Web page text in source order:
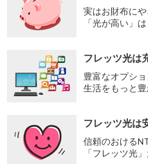
実はお財布にや
「光が高い」
フレッツ光は
豊富なオプショ
生活をもっと豊
フレッツ光は
信頼のおける
「フレッツ光